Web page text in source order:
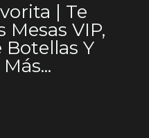
| Te
Mesas VIP,
Botellas Y